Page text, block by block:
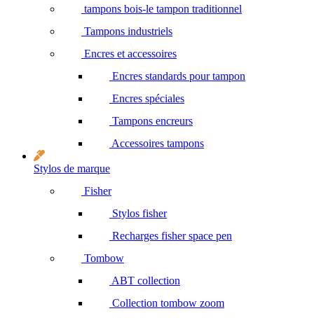
tampons bois-le tampon traditionnel
Tampons industriels
Encres et accessoires
Encres standards pour tampon
Encres spéciales
Tampons encreurs
Accessoires tampons
Stylos de marque
Fisher
Stylos fisher
Recharges fisher space pen
Tombow
ABT collection
Collection tombow zoom